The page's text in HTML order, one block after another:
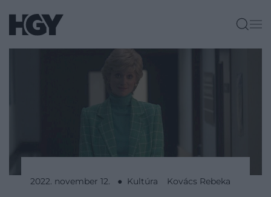
2022. november 12. ● Kultúra Kovács Rebeka